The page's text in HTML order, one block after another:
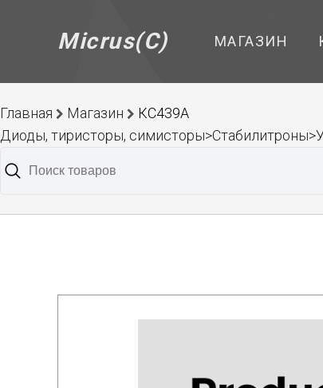
Micrus(C) МАГАЗИН
Главная Магазин
КС439А
Диоды, тиристоры,